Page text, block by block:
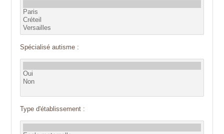
Spécialisé autisme :
Type d'établissement :